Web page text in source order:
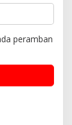
peramban